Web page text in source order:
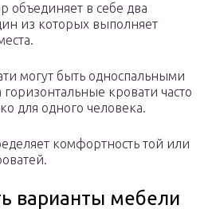
объединяет в себе два
из которых выполняет
могут быть односпальными
кровати часто
для одного человека.
комфортность той или
варианты мебели